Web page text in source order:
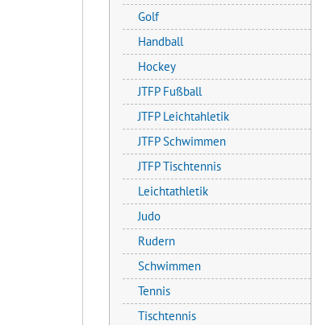
Golf
Handball
Hockey
JTFP Fußball
JTFP Leichtahletik
JTFP Schwimmen
JTFP Tischtennis
Leichtathletik
Judo
Rudern
Schwimmen
Tennis
Tischtennis